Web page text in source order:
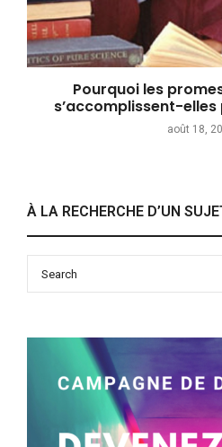
Pourquoi les
s’accomplissent-
août 18,
À LA RECHERCHE D’UN